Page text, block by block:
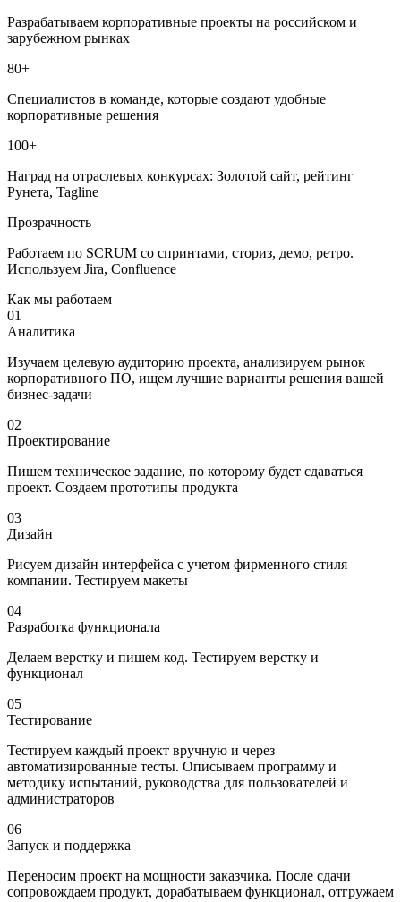
Разрабатываем корпоративные проекты на российском и
зарубежном рынках
80+
Специалистов в команде, которые создают удобные
корпоративные решения
100+
Наград на отраслевых конкурсах: Золотой сайт, рейтинг
Рунета, Tagline
Прозрачность
Работаем по SCRUM со спринтами, сториз, демо, ретро.
Используем Jira, Confluence
Как мы работаем
01
Аналитика
Изучаем целевую аудиторию проекта, анализируем рынок
корпоративного ПО, ищем лучшие варианты решения вашей
бизнес-задачи
02
Проектирование
Пишем техническое задание, по которому будет сдаваться
проект. Создаем прототипы продукта
03
Дизайн
Рисуем дизайн интерфейса с учетом фирменного стиля
компании. Тестируем макеты
04
Разработка функционала
Делаем верстку и пишем код. Тестируем верстку и
функционал
05
Тестирование
Тестируем каждый проект вручную и через
автоматизированные тесты. Описываем программу и
методику испытаний, руководства для пользователей и
администраторов
06
Запуск и поддержка
Переносим проект на мощности заказчика. После сдачи
сопровождаем продукт, дорабатываем функционал, отгружаем